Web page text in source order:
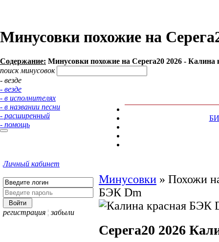
Минусовки похожие на
Содержание: Минусовки похожие на Серега20 2026 -
поиск минусовок
- везде
- везде
- в исполнителях
- в названии песни
- расширенный
- помощь
Личный кабинет
регистрация ¦ забыли
Минусовки » Похожи
БЭК Dm
Серега20 2026